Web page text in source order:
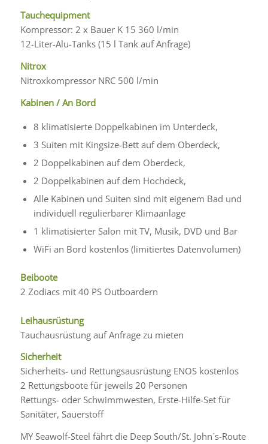
Tauchequipment
Kompressor: 2 x Bauer K 15 360 l/min
12-Liter-Alu-Tanks (15 l Tank auf Anfrage)
Nitrox
Nitroxkompressor NRC 500 l/min
Kabinen / An Bord
8 klimatisierte Doppelkabinen im Unterdeck,
3 Suiten mit Kingsize-Bett auf dem Oberdeck,
2 Doppelkabinen auf dem Oberdeck,
2 Doppelkabinen auf dem Hochdeck,
Alle Kabinen und Suiten sind mit eigenem Bad und
individuell regulierbarer Klimaanlage
1 klimatisierter Salon mit TV, Musik, DVD und Bar
WiFi an Bord kostenlos (limitiertes Datenvolumen)
Beiboote
2 Zodiacs mit 40 PS Outboardern
Leihausrüstung
Tauchausrüstung auf Anfrage zu mieten
Sicherheit
Sicherheits- und Rettungsausrüstung ENOS kostenlos
2 Rettungsboote für jeweils 20 Personen
Rettungs- oder Schwimmwesten, Erste-Hilfe-Set für
Sanitäter, Sauerstoff
MY Seawolf-Steel fährt die Deep South/St. John´s-Route